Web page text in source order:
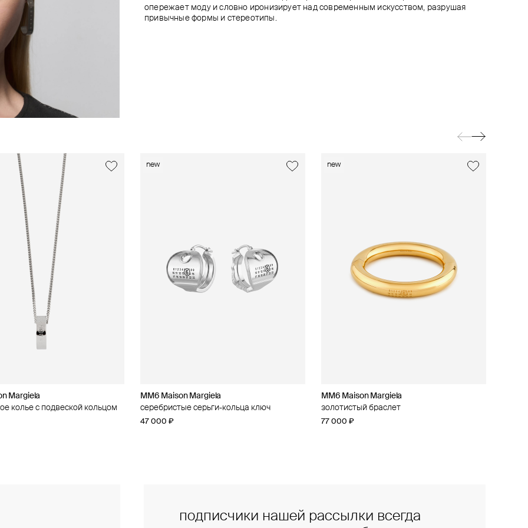
опережает моду и словно иронизирует над современным искусством, разрушая
привычные формы и стереотипы.
Margiela
колье с подвеской кольцом
new
MM6 Maison Margiela
серебристые серьги-кольца ключ
47 000 ₽
new
MM6 Maison Margiela
золотистый браслет
77 000 ₽
Margiela
кольцо
new
MM6 Maison Margiela
двойное кольцо
40 000 ₽
подписчики нашей рассылки всегда